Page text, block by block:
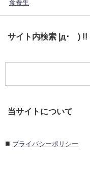
食養生
サイト内検索 |д･´) !!
当サイトについて
■ プライバシーポリシー